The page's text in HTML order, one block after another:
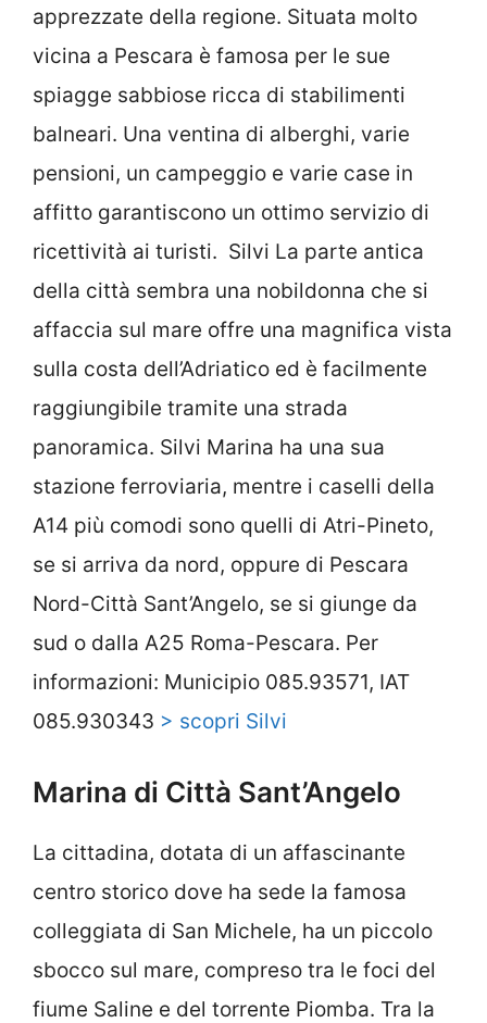
apprezzate della regione. Situata molto
vicina a Pescara è famosa per le sue
spiagge sabbiose ricca di stabilimenti
balneari. Una ventina di alberghi, varie
pensioni, un campeggio e varie case in
affitto garantiscono un ottimo servizio di
ricettività ai turisti. Silvi La parte antica
della città sembra una nobildonna che si
affaccia sul mare offre una magnifica vista
sulla costa dell’Adriatico ed è facilmente
raggiungibile tramite una strada
panoramica. Silvi Marina ha una sua
stazione ferroviaria, mentre i caselli della
A14 più comodi sono quelli di Atri-Pineto,
se si arriva da nord, oppure di Pescara
Nord-Città Sant’Angelo, se si giunge da
sud o dalla A25 Roma-Pescara. Per
informazioni: Municipio 085.93571, IAT
085.930343 > scopri Silvi
Marina di Città Sant’Angelo
La cittadina, dotata di un affascinante
centro storico dove ha sede la famosa
colleggiata di San Michele, ha un piccolo
sbocco sul mare, compreso tra le foci del
fiume Saline e del torrente Piomba. Tra la